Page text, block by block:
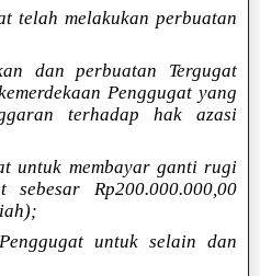
telah melakukan perbuatan
dan perbuatan Tergugat
Penggugat yang
terhadap hak azasi
untuk membayar ganti rugi
sebesar Rp200.000.000,00
untuk selain dan